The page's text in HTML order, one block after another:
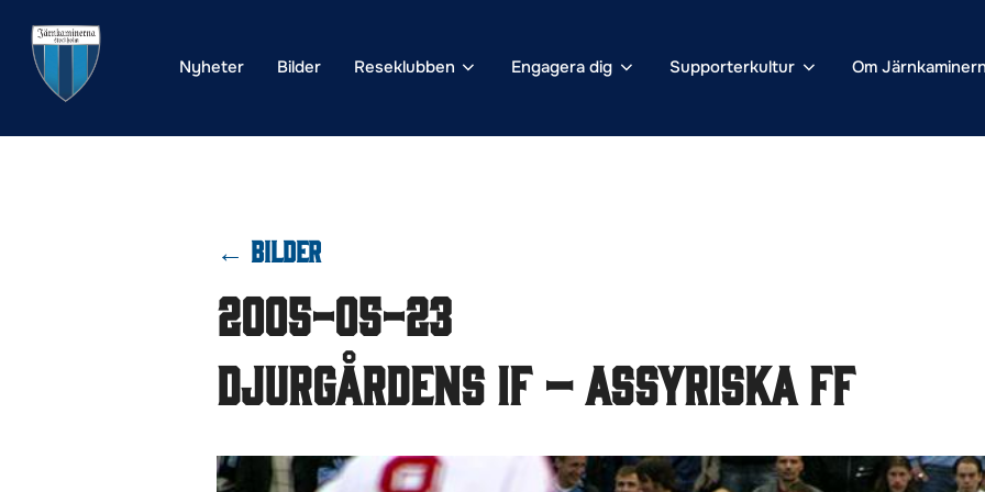
innehåll
Nyheter Bilder Reseklubben Engagera dig Supporterkultur Om
← BILDER
2005-05-23
Djurgårdens IF – Assyriska FF